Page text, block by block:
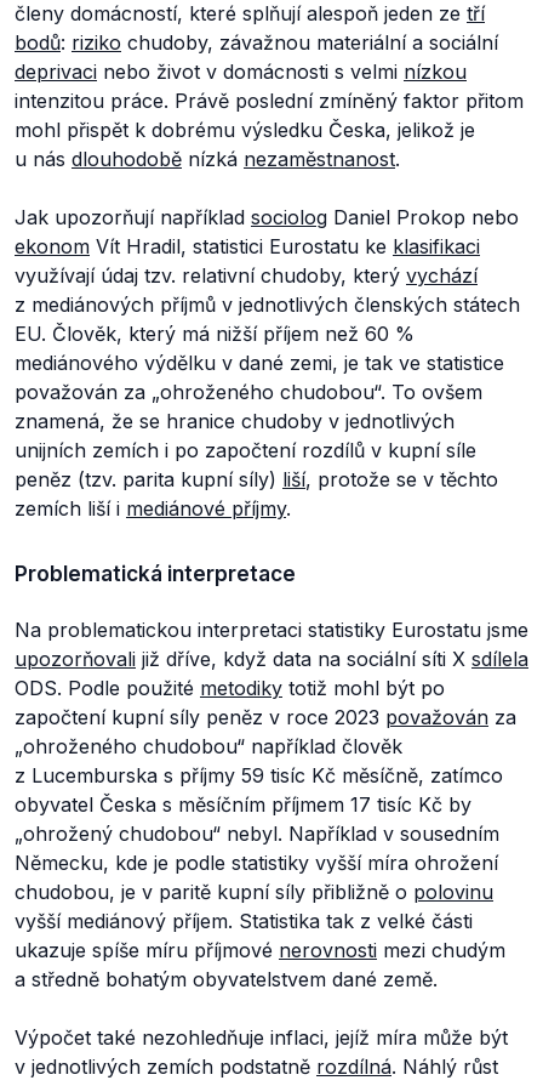
členy domácností, které splňují alespoň jeden ze tří
bodů: riziko chudoby, závažnou materiální a sociální
deprivaci nebo život v domácnosti s velmi nízkou
intenzitou práce. Právě poslední zmíněný faktor přitom
mohl přispět k dobrému výsledku Česka, jelikož je
u nás dlouhodobě nízká nezaměstnanost.
Jak upozorňují například sociolog Daniel Prokop nebo
ekonom Vít Hradil, statistici Eurostatu ke klasifikaci
využívají údaj tzv. relativní chudoby, který vychází
z mediánových příjmů v jednotlivých členských státech
EU. Člověk, který má nižší příjem než 60 %
mediánového výdělku v dané zemi, je tak ve statistice
považován za „ohroženého chudobou“. To ovšem
znamená, že se hranice chudoby v jednotlivých
unijních zemích i po započtení rozdílů v kupní síle
peněz (tzv. parita kupní síly) liší, protože se v těchto
zemích liší i mediánové příjmy.
Problematická interpretace
Na problematickou interpretaci statistiky Eurostatu jsme
upozorňovali již dříve, když data na sociální síti X sdílela
ODS. Podle použité metodiky totiž mohl být po
započtení kupní síly peněz v roce 2023 považován za
„ohroženého chudobou“ například člověk
z Lucemburska s příjmy 59 tisíc Kč měsíčně, zatímco
obyvatel Česka s měsíčním příjmem 17 tisíc Kč by
„ohrožený chudobou“ nebyl. Například v sousedním
Německu, kde je podle statistiky vyšší míra ohrožení
chudobou, je v paritě kupní síly přibližně o polovinu
vyšší mediánový příjem. Statistika tak z velké části
ukazuje spíše míru příjmové nerovnosti mezi chudým
a středně bohatým obyvatelstvem dané země.
Výpočet také nezohledňuje inflaci, jejíž míra může být
v jednotlivých zemích podstatně rozdílná. Náhlý růst